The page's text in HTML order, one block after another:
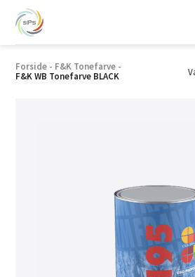
Forside - F&K Tonefarve -
F&K WB Tonefarve BLACK